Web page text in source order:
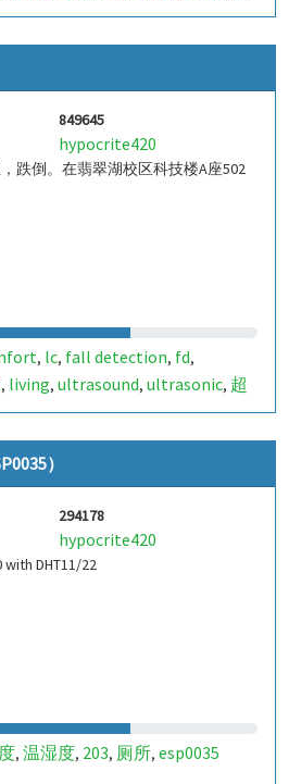
,定位,哈山,室内定位,室内,
,ilc,indoor living quality,
849645
hypocrite420
跌倒。在翡翠湖校区科技楼A座502
, lc, fall detection, fd,
, living, ultrasound, ultrasonic, 超
,定位,哈山,室内定位,室内,
,ilc,indoor living quality,
）
294178
hypocrite420
with DHT11/22
, 温湿度, 203, 厕所, esp0035